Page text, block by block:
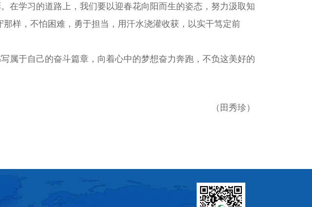
学习的道路上，我们要以迎春花向阳而生的姿态，努力汲取知
样，不怕困难，勇于担当，用汗水浇灌收获，以实干笃定前
于自己的奋斗篇章，向着心中的梦想奋力奔跑，不负这美好的
（田秀珍）